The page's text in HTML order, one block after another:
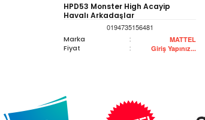
HPD53 Monster High Acayip
Havalı Arkadaşlar
0194735156481
Marka
: MATTEL
Fiyat : Giriş Yapınız...